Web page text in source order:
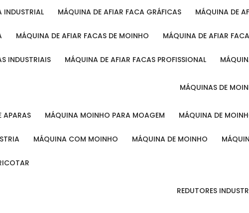
INDUSTRIAL MÁQUINA DE AFIAR FACA GRÁFICAS MÁQUINA DE
MÁQUINA DE AFIAR FACAS DE MOINHO MÁQUINA DE AFIAR
INDUSTRIAIS MÁQUINA DE AFIAR FACAS PROFISSIONAL
MÁQUINAS DE
APARAS MÁQUINA MOINHO PARA MOAGEM MÁQUINA DE
MÁQUINA COM MOINHO MÁQUINA DE MOINHO
REDUTORES